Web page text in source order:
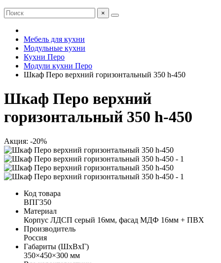
×
Мебель для кухни
Модульные кухни
Кухни Перо
Модули кухни Перо
Шкаф Перо верхний горизонтальный 350 h-450
Шкаф Перо верхний
горизонтальный 350 h-450
Акция: -20%
Код товара
ВПГ350
Материал
Корпус ЛДСП серый 16мм, фасад МДФ 16мм + ПВХ
Производитель
Россия
Габариты (ШхВхГ)
350×450×300 мм